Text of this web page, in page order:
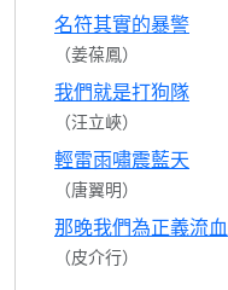
名符其實的暴警
（姜葆鳳）
我們就是打狗隊
（汪立峽）
輕雷雨嘯震藍天
（唐翼明）
那晚我們為正義流血
（皮介行）